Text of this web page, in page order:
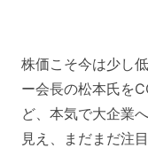
株価こそ今は少し
ー会長の松本氏を
ど、本気で大企業
見え、まだまだ注